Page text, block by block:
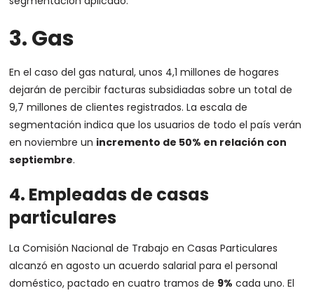
3. Gas
En el caso del gas natural, unos 4,1 millones de hogares
dejarán de percibir facturas subsidiadas sobre un total de
9,7 millones de clientes registrados. La escala de
segmentación indica que los usuarios de todo el país verán
en noviembre un incremento de 50% en relación con
septiembre.
4. Empleadas de casas
particulares
La Comisión Nacional de Trabajo en Casas Particulares
alcanzó en agosto un acuerdo salarial para el personal
doméstico, pactado en cuatro tramos de 9% cada uno. El